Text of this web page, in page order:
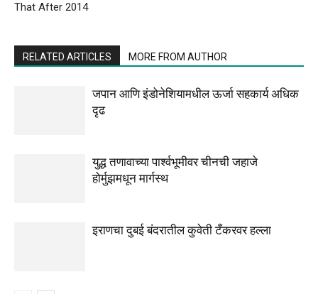
That After 2014
RELATED ARTICLES MORE FROM AUTHOR
जपान आणि इंडोनेशियामधील ऊर्जा सहकार्य अधिक
दृढ
युद्ध तणावाच्या पार्श्वभूमीवर चीनची जहाजे
होर्मुझमधून मार्गस्थ
इराणचा दुबई बंदरातील कुवेती टँकरवर हल्ला